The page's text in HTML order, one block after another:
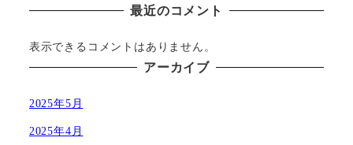
最近のコメント
表示できるコメントはありません。
アーカイブ
2025年5月
2025年4月